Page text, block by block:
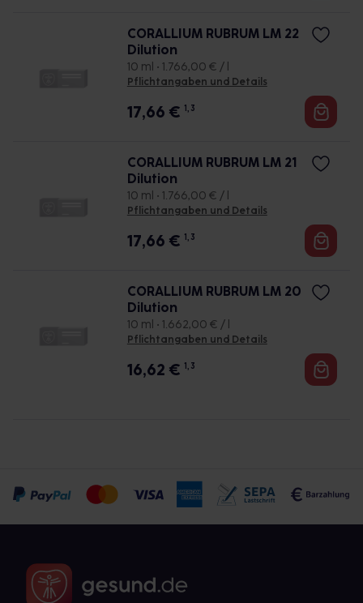
CORALLIUM RUBRUM LM 22
Dilution
10 ml • 1.766,00 € / l
Pflichtangaben und Details
17,66 € 1, 3
CORALLIUM RUBRUM LM 21
Dilution
10 ml • 1.766,00 € / l
Pflichtangaben und Details
17,66 € 1, 3
CORALLIUM RUBRUM LM 20
Dilution
10 ml • 1.662,00 € / l
Pflichtangaben und Details
16,62 € 1, 3